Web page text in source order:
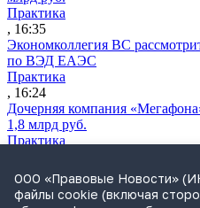
Практика
, 16:35
Экономколлегия ВС
по ВЭД ЕАЭС
Практика
, 16:24
Дочерняя компания
1,8 млрд руб.
Практика
СИП проверит отмену патента
устройствами после
Практика
ООО «Правовые Новости»
файлы cookie (включая